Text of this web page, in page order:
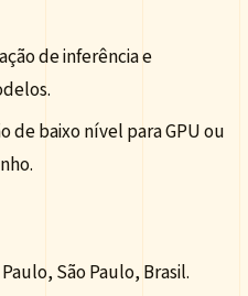
de inferência e
de baixo nível para GPU ou
São Paulo, Brasil.